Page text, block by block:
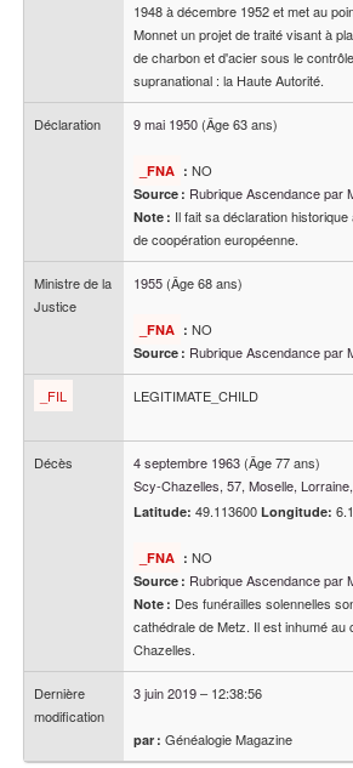
1948 à décembre 1952 et met au
Monnet un projet de traité visant à
de charbon et d'acier sous le
supranational : la Haute Autorité.
Déclaration 9 mai 1950 (Âge 63 ans)
_FNA : NO
Source : Rubrique Ascendance par
Note : Il fait sa déclaration
de coopération européenne.
Ministre de la
Justice
1955 (Âge 68 ans)
_FNA : NO
Source : Rubrique Ascendance par
_FIL LEGITIMATE_CHILD
Décès 4 septembre 1963 (Âge 77 ans)
Scy-Chazelles, 57, Moselle,
Latitude:49.113600Longitude:
_FNA : NO
Source : Rubrique Ascendance par
Note : Des funérailles solennelles
cathédrale de Metz. Il est inhumé au
Chazelles.
Dernière
modification
3 juin 2019– 12:38:56
par : Généalogie Magazine